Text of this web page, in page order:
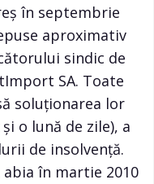
în septembrie
aproximativ
sindic de
SA. Toate
soluționarea lor
o lună de zile), a
de insolvență.
în martie 2010